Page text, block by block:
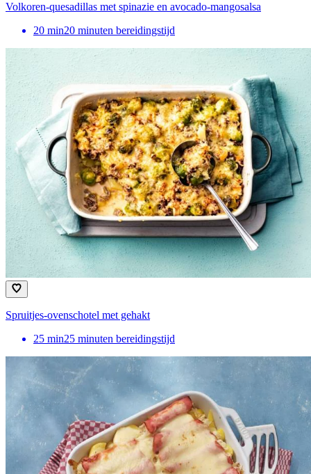
Volkoren-quesadillas met spinazie en avocado-mangosalsa
20 min20 minuten bereidingstijd
Spruitjes-ovenschotel met gehakt
25 min25 minuten bereidingstijd